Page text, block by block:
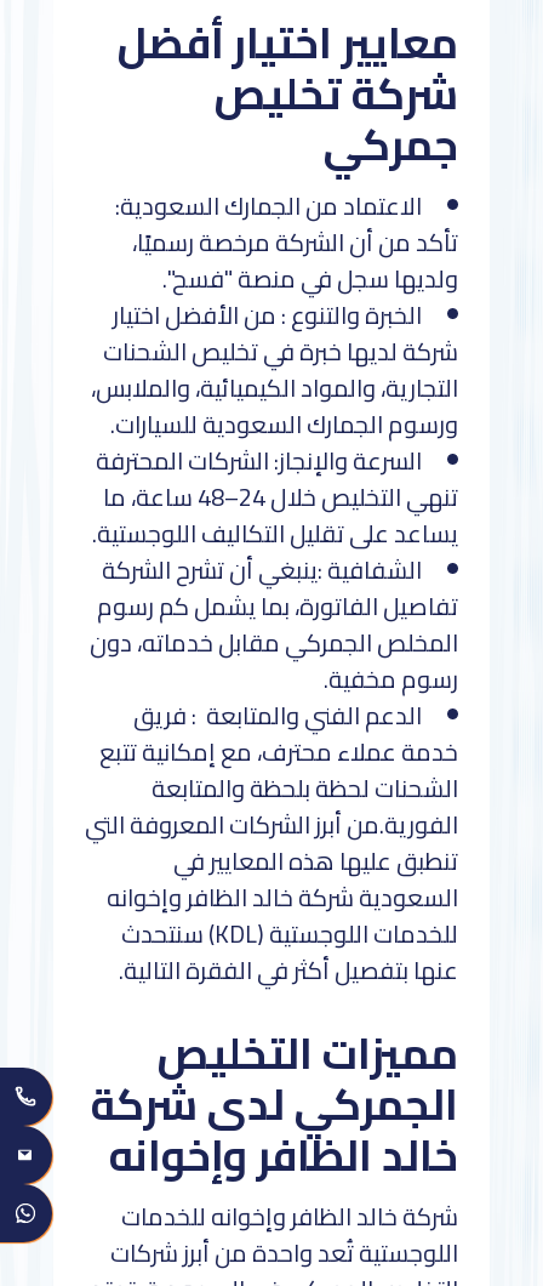
معايير اختيار أفضل
شركة تخليص
جمركي
الاعتماد من الجمارك السعودية:
تأكد من أن الشركة مرخصة رسميًا،
ولديها سجل في منصة "فسح".
الخبرة والتنوع : من الأفضل اختيار
شركة لديها خبرة في تخليص الشحنات
التجارية، والمواد الكيميائية، والملابس،
ورسوم الجمارك السعودية للسيارات.
السرعة والإنجاز: الشركات المحترفة
تنهي التخليص خلال 24–48 ساعة، ما
يساعد على تقليل التكاليف اللوجستية.
الشفافية :ينبغي أن تشرح الشركة
تفاصيل الفاتورة، بما يشمل كم رسوم
المخلص الجمركي مقابل خدماته، دون
رسوم مخفية.
الدعم الفني والمتابعة : فريق
خدمة عملاء محترف، مع إمكانية تتبع
الشحنات لحظة بلحظة والمتابعة
الفورية.من أبرز الشركات المعروفة التي
تنطبق عليها هذه المعايير في
السعودية شركة خالد الظافر وإخوانه
للخدمات اللوجستية (KDL) سنتحدث
عنها بتفصيل أكثر في الفقرة التالية.
مميزات التخليص
الجمركي لدى شركة
خالد الظافر وإخوانه
شركة خالد الظافر وإخوانه للخدمات
اللوجستية تُعد واحدة من أبرز شركات